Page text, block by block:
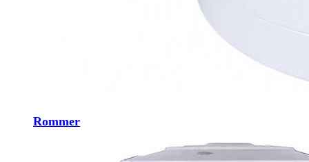
Rommer